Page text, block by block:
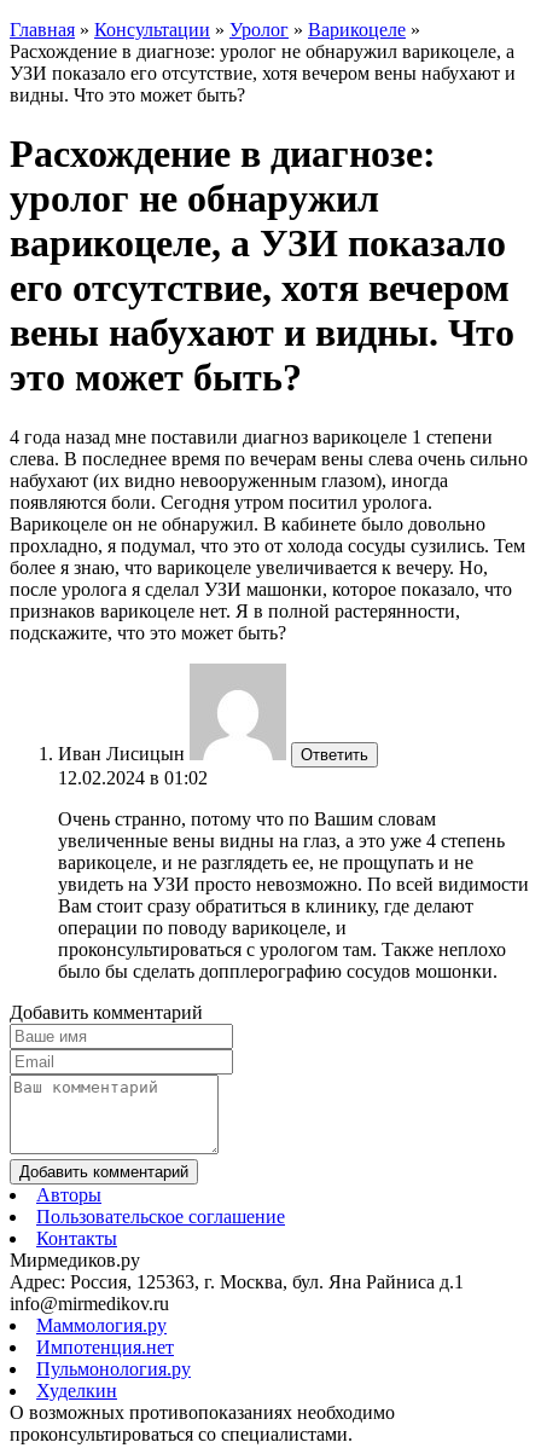
Главная » Консультации » Уролог » Варикоцеле »
Расхождение в диагнозе: уролог не обнаружил варикоцеле, а
УЗИ показало его отсутствие, хотя вечером вены набухают и
видны. Что это может быть?
Расхождение в диагнозе:
уролог не обнаружил
варикоцеле, а УЗИ показало
его отсутствие, хотя вечером
вены набухают и видны. Что
это может быть?
4 года назад мне поставили диагноз варикоцеле 1 степени
слева. В последнее время по вечерам вены слева очень сильно
набухают (их видно невооруженным глазом), иногда
появляются боли. Сегодня утром поситил уролога.
Варикоцеле он не обнаружил. В кабинете было довольно
прохладно, я подумал, что это от холода сосуды сузились. Тем
более я знаю, что варикоцеле увеличивается к вечеру. Но,
после уролога я сделал УЗИ машонки, которое показало, что
признаков варикоцеле нет. Я в полной растерянности,
подскажите, что это может быть?
Иван Лисицын Ответить
12.02.2024 в 01:02
Очень странно, потому что по Вашим словам
увеличенные вены видны на глаз, а это уже 4 степень
варикоцеле, и не разглядеть ее, не прощупать и не
увидеть на УЗИ просто невозможно. По всей видимости
Вам стоит сразу обратиться в клинику, где делают
операции по поводу варикоцеле, и
проконсультироваться с урологом там. Также неплохо
было бы сделать допплерографию сосудов мошонки.
Добавить комментарий
Добавить комментарий
Авторы
Пользовательское соглашение
Контакты
Мирмедиков.ру
Адрес: Россия, 125363, г. Москва, бул. Яна Райниса д.1
info@mirmedikov.ru
Маммология.ру
Импотенция.нет
Пульмонология.ру
Худелкин
О возможных противопоказаниях необходимо
проконсультироваться со специалистами.